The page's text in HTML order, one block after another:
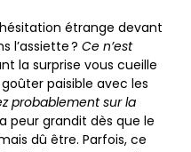
étrange devant
l’assiette ? Ce n’est
la surprise vous cueille
paisible avec les
probablement sur la
peur grandit dès que le
dû être. Parfois, ce